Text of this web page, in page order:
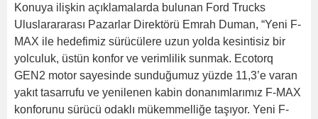
Konuya ilişkin açıklamalarda bulunan Ford Trucks
Uluslarararası Pazarlar Direktörü Emrah Duman, “Yeni F-
MAX ile hedefimiz sürücülere uzun yolda kesintisiz bir
yolculuk, üstün konfor ve verimlilik sunmak. Ecotorq
GEN2 motor sayesinde sunduğumuz yüzde 11,3’e varan
yakıt tasarrufu ve yenilenen kabin donanımlarımız F-MAX
konforunu sürücü odaklı mükemmelliğe taşıyor. Yeni F-